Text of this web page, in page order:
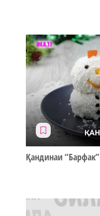
Қандинаи “Барфак”